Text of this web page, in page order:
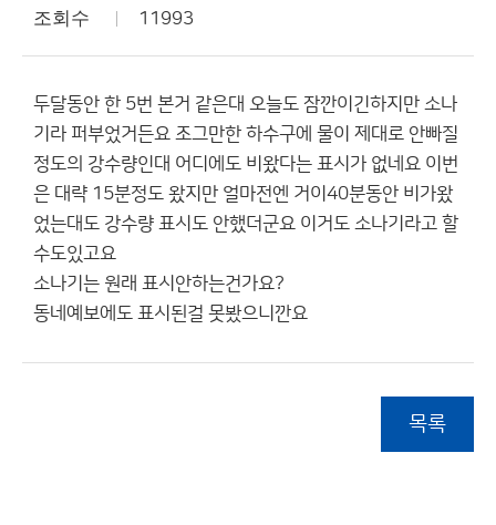
조회수 11993
두달동안 한 5번 본거 같은대 오늘도 잠깐이긴하지만 소나
기라 퍼부었거든요 조그만한 하수구에 물이 제대로 안빠질
정도의 강수량인대 어디에도 비왔다는 표시가 없네요 이번
은 대략 15분정도 왔지만 얼마전엔 거이40분동안 비가왔
었는대도 강수량 표시도 안했더군요 이거도 소나기라고 할
수도있고요
소나기는 원래 표시안하는건가요?
동네예보에도 표시된걸 못봤으니깐요
목록